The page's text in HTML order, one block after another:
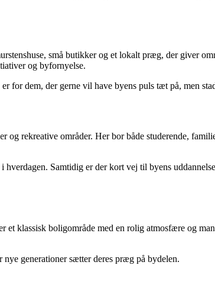
små butikker og et lokalt præg, der giver
og byfornyelse.
for dem, der gerne vil have byens puls tæt på, men
rekreative områder. Her bor både studerende,
Samtidig er der kort vej til byens
klassisk boligområde med en rolig atmosfære og
generationer sætter deres præg på bydelen.